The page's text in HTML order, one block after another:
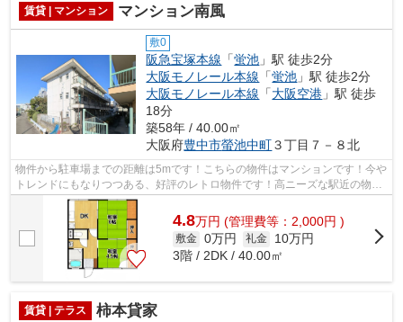
賃貸 | マンション マンション南風
敷0
阪急宝塚本線 「蛍池 」駅 徒歩2分
大阪モノレール本線 「蛍池 」駅 徒歩2分
大阪モノレール本線 「大阪空港 」駅 徒歩
18分
築58年 / 40.00㎡
大阪府豊中市螢池中町３丁目７－８北
物件から駐車場までの距離は5mです！こちらの物件はマンションです！今や
トレンドにもなりつつある、好評のレトロ物件です！高ニーズな駅近の物件
で、徒歩2分で駅に行くことができます...
4.8万円 (管理費等：2,000円 )
敷金 0万円 礼金
10万円
3階 / 2DK / 40.00㎡
賃貸 | テラス 柿本貸家